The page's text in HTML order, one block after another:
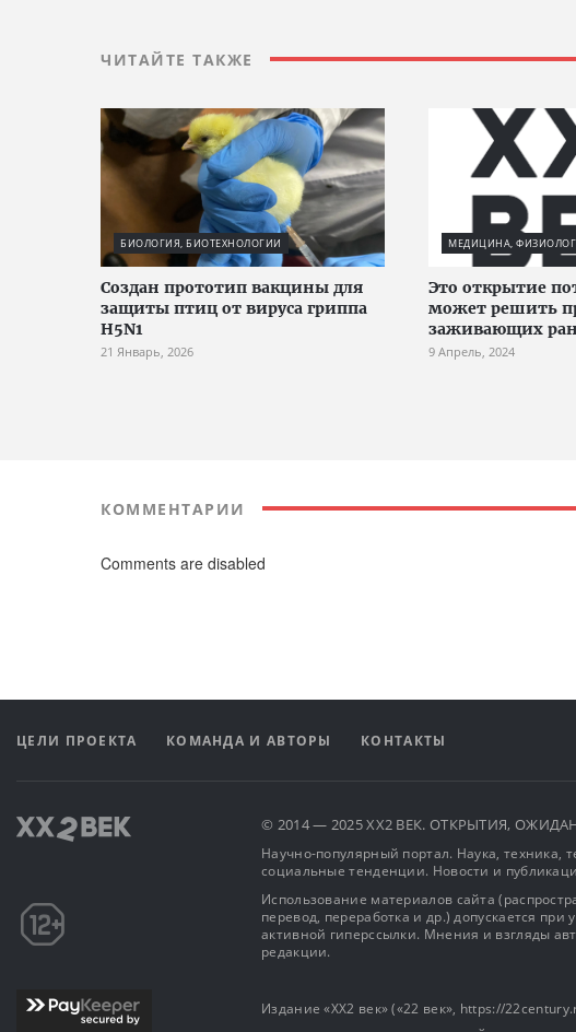
ЧИТАЙТЕ ТАКЖЕ
БИОЛОГИЯ, БИОТЕХНОЛОГИИ
Создан прототип вакцины для
защиты птиц от вируса гриппа
H5N1
21 Январь, 2026
МЕДИЦИНА,
Это открытие
может решить
заживающих ран
9 Апрель, 2024
КОММЕНТАРИИ
Comments are disabled
ЦЕЛИ ПРОЕКТА КОМАНДА И АВТОРЫ КОНТАКТЫ
© 2014 — 2025 XX2 ВЕК. ОТКРЫТИЯ,
Научно-популярный портал. Наука, техника,
социальные тенденции. Новости и
Использование материалов сайта
перевод, переработка и др.) допускается
активной гиперссылки. Мнения и взгляды
редакции.
Издание «XX2 век» («22 век», https://